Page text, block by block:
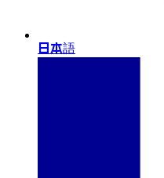
日本語